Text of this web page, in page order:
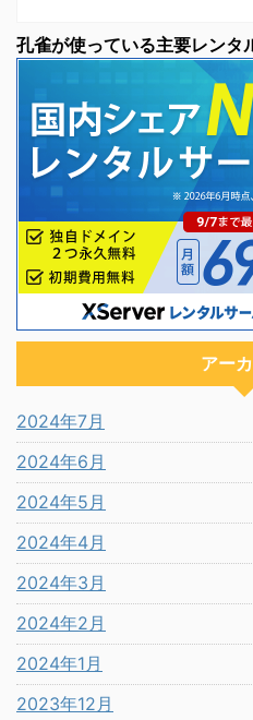
孔雀が使っている主要レンタ
アー
2024年7月
2024年6月
2024年5月
2024年4月
2024年3月
2024年2月
2024年1月
2023年12月